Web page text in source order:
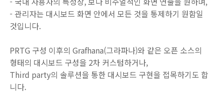
- 관리자는 대시보드 화면 안에서 모든 것을 통제하기 원함일
것입니다.
PRTG 구성 이후의 Grafhana(그라파나)와 같은 오픈 소스의
형태의 대시보드 구성을 2차 커스텀하거나,
Third party의 솔루션을 통한 대시보드 구현을 접목하기도 합
니다.